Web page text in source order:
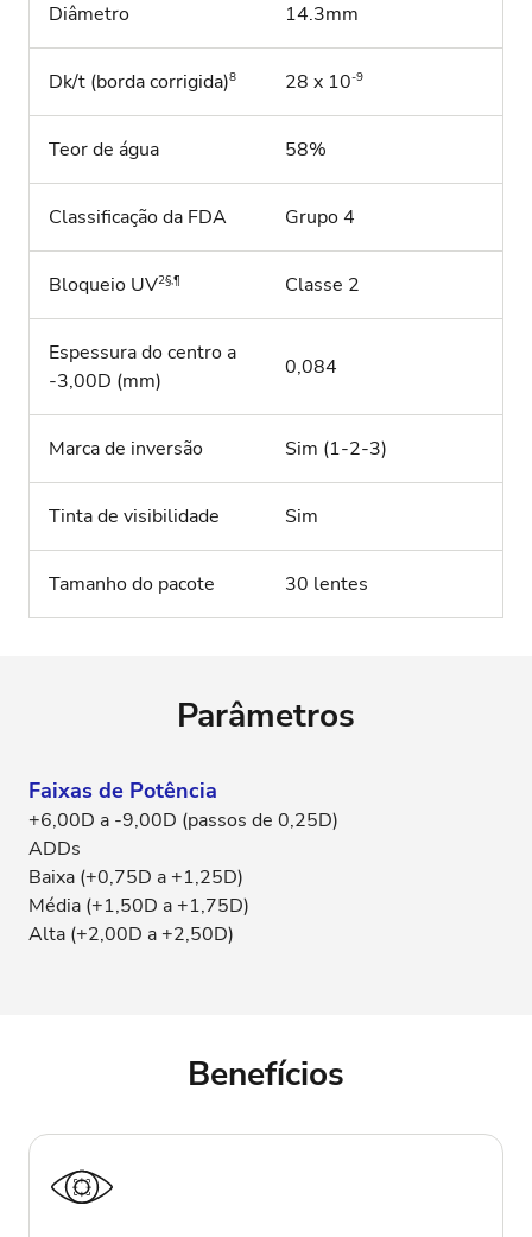
Diâmetro 14.3mm
Dk/t (borda corrigida)8 28 x 10-9
Teor de água 58%
Classificação da FDA Grupo 4
Bloqueio UV2§,¶ Classe 2
Espessura do centro a
-3,00D (mm)
0,084
Marca de inversão Sim (1-2-3)
Tinta de visibilidade Sim
Tamanho do pacote 30 lentes
Parâmetros
Faixas de Potência
+6,00D a -9,00D (passos de 0,25D)
ADDs
Baixa (+0,75D a +1,25D)
Média (+1,50D a +1,75D)
Alta (+2,00D a +2,50D)
Benefícios